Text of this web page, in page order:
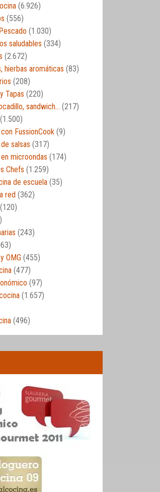
(6.926)
(556)
(1.030)
saludables (334)
(2.672)
hierbas aromáticas (83)
(208)
Tapas (220)
sandwich… (217)
(1.500)
FussionCook (9)
salsas (317)
microondas (174)
Chefs (1.259)
de escuela (35)
red (362)
(120)
(243)
OMG (455)
(477)
(97)
(1.657)
(496)